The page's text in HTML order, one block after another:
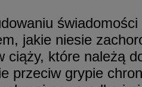
jakie niesie
ciąży, które należą
przeciw grypie